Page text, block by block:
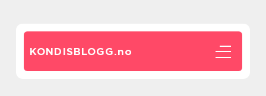
KONDISBLOGG.no